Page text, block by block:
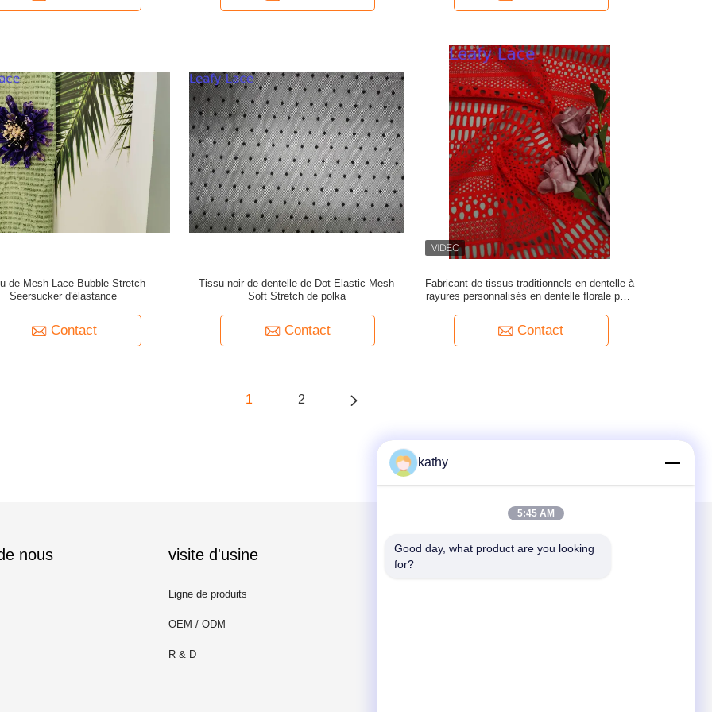
de Mesh Lace Bubble Stretch
Seersucker d'élastance
Contact
Tissu noir de dentelle de Dot Elastic Mesh
Soft Stretch de polka
Contact
Fabricant de tissus traditionnels en dentelle à
rayures personnalisés en dentelle florale pour
Contact
1 2
nous visite d'usine
Ligne de produits
OEM / ODM
R & D
Mail nous
kathy
5:45 AM
Good day, what product are you looking
for?